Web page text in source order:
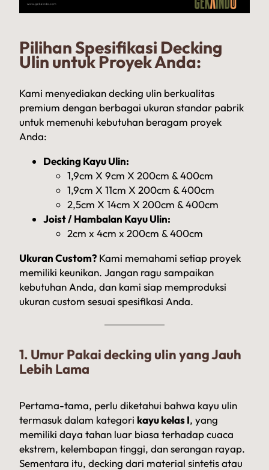
Pilihan Spesifikasi Decking
Ulin untuk Proyek Anda:
Kami menyediakan decking ulin berkualitas
premium dengan berbagai ukuran standar pabrik
untuk memenuhi kebutuhan beragam proyek
Anda:
Decking Kayu Ulin:
1,9cm X 9cm X 200cm & 400cm
1,9cm X 11cm X 200cm & 400cm
2,5cm X 14cm X 200cm & 400cm
Joist / Hambalan Kayu Ulin:
2cm x 4cm x 200cm & 400cm
Ukuran Custom? Kami memahami setiap proyek
memiliki keunikan. Jangan ragu sampaikan
kebutuhan Anda, dan kami siap memproduksi
ukuran custom sesuai spesifikasi Anda.
1. Umur Pakai decking ulin yang Jauh
Lebih Lama
Pertama-tama, perlu diketahui bahwa kayu ulin
termasuk dalam kategori kayu kelas I, yang
memiliki daya tahan luar biasa terhadap cuaca
ekstrem, kelembapan tinggi, dan serangan rayap.
Sementara itu, decking dari material sintetis atau